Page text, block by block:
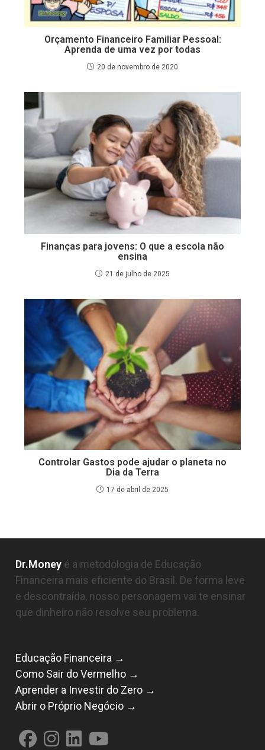
Orçamento Financeiro Familiar Pessoal:
Aprenda de uma vez por todas
20 de novembro de 2020
Finanças para jovens: O que a escola não
ensina
21 de julho de 2025
Controlar Gastos pode ajudar o planeta no
Dia da Terra
17 de abril de 2025
Dr.Money é a metodologia de Educação
Financeira mais eficiente do Brasil. De forma leve
e descontraída, nosso personagem vai te ensinar
que dinheiro não resolve seu problema.
Educação Financeira →
Como Sair do Vermelho →
Aprender a Investir do Zero →
Abrir o Próprio Negócio →